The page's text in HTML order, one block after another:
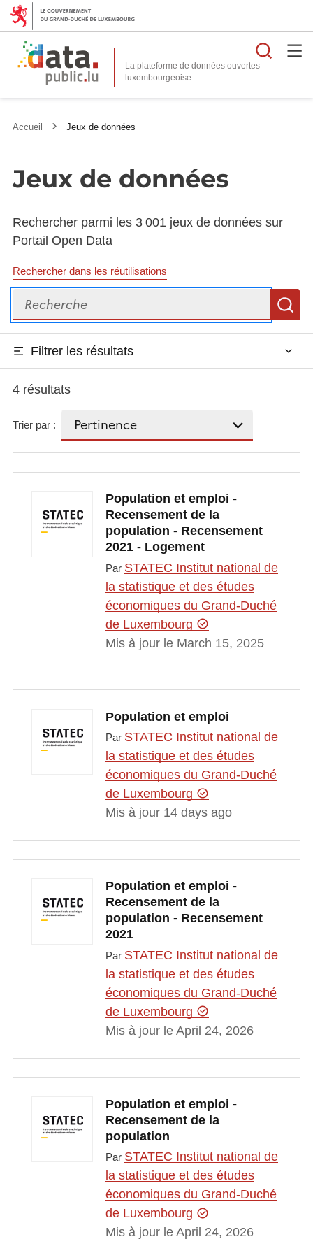
La plateforme de données ouvertes
Accueil Jeux de données
Jeux de données
Rechercher parmi les 3 001 jeux de données sur
Portail Open Data
Rechercher dans les réutilisations
Recherche
Filtrer les résultats
4 résultats
Trier par :
Population et emploi -
Recensement de la
population - Recensement
2021 - Logement
Par STATEC Institut national de
la statistique et des études
économiques du Grand-Duché
de Luxembourg
Mis à jour le March 15, 2025
Population et emploi
Par STATEC Institut national de
la statistique et des études
économiques du Grand-Duché
de Luxembourg
Mis à jour 14 days ago
Population et emploi -
Recensement de la
population - Recensement
2021
Par STATEC Institut national de
la statistique et des études
économiques du Grand-Duché
de Luxembourg
Mis à jour le April 24, 2026
Population et emploi -
Recensement de la
population
Par STATEC Institut national de
la statistique et des études
économiques du Grand-Duché
de Luxembourg
Mis à jour le April 24, 2026